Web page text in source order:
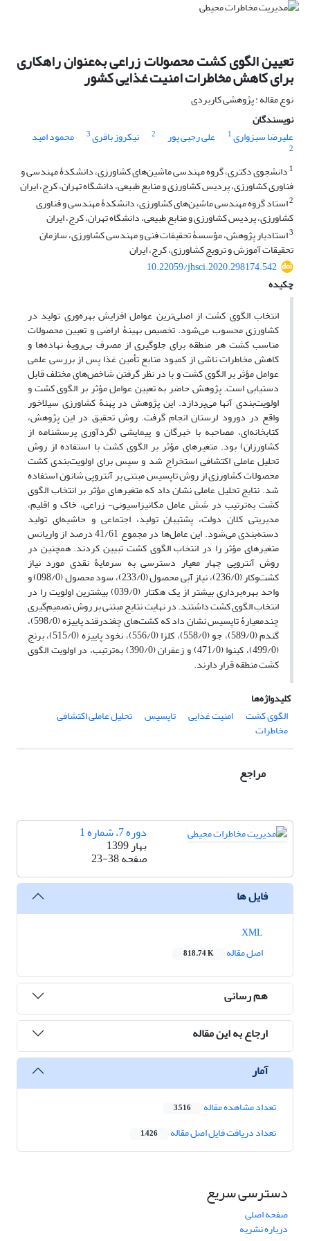
تعیین الگوی کشت محصولات زراعی به‌عنوان راهکاری
برای کاهش مخاطرات امنیت غذایی کشور
نوع مقاله : پژوهشی کاربردی
نویسندگان
علیرضا سبزواری1 علی رجبی پور 2 نیکروز باقری3 محمود امید
2
1 دانشجوی دکتری، گروه مهندسی ماشین‌های کشاورزی، دانشکدۀ مهندسی و
فناوری کشاورزی، پردیس کشاورزی و منابع طبیعی، دانشگاه تهران، کرج، ایران
2استاد گروه مهندسی ماشین‌های کشاورزی، دانشکدۀ مهندسی و فناوری
کشاورزی، پردیس کشاورزی و منابع طبیعی، دانشگاه تهران، کرج، ایران
3استادیار پژوهش، مؤسسۀ تحقیقات فنی و مهندسی کشاورزی، سازمان
تحقیقات آموزش و ترویج کشاورزی، کرج، ایران
10.22059/jhsci.2020.298174.542
چکیده
انتخاب الگوی کشت از اصلی‌ترین عوامل افزایش بهره‌وری تولید در
کشاورزی محسوب می‌شود. تخصیص بهینۀ اراضی و تعیین محصولات
مناسب کشت هر منطقه برای جلوگیری از مصرف بی‌رویۀ نهاده‌ها و
کاهش مخاطرات ناشی از کمبود منابع تأمین غذا پس از بررسی علمی
عوامل مؤثر بر الگوی کشت و با در نظر گرفتن شاخص‌های مختلف قابل
دستیابی است. پژوهش حاضر به تعیین عوامل مؤثر بر الگوی کشت و
اولویت‌بندی آنها می‌پردازد. این پژوهش در پهنۀ کشاورزی سیلاخور
واقع در دورود لرستان انجام گرفت. روش تحقیق در این پژوهش،
کتابخانه‌ای، مصاحبه با خبرگان و پیمایشی (گردآوری پرسشنامه از
کشاورزان) بود. متغیرهای مؤثر بر الگوی کشت با استفاده از روش
تحلیل عاملی اکتشافی استخراج شد و سپس برای اولویت‌بندی کشت
محصولات کشاورزی از روش تاپسیس مبتنی بر آنتروپی شانون استفاده
شد. نتایج تحلیل عاملی نشان داد که متغیرهای مؤثر بر انتخاب الگوی
کشت به‌ترتیب در شش عامل مکانیزاسیونی- زراعی، خاک و اقلیم،
مدیریتی کلان دولت، پشتیبان تولید، اجتماعی و حاشیه‌ای تولید
دسته‌بندی می‌شود. این عامل‌ها در مجموع 41/61 درصد از واریانس
متغیرهای مؤثر را در انتخاب الگوی کشت تبیین کردند. همچنین در
روش آنتروپی چهار معیار دسترسی به سرمایۀ نقدی مورد نیاز
کشت‌وکار (236/0)، نیاز آبی محصول (233/0)، سود محصول (098/0) و
واحد بهره‌برداری بیشتر از یک هکتار (039/0) بیشترین اولویت را در
انتخاب الگوی کشت داشتند. در نهایت نتایج مبتنی بر روش تصمیم‌گیری
چندمعیارۀ تاپسیس نشان داد که کشت‌های چغندرقند پاییزه (598/0)،
گندم (589/0)، جو (558/0)، کلزا (556/0)، نخود پاییزه (515/0)، برنج
(499/0)، کینوا (471/0) و زعفران (390/0) به‌ترتیب، در اولویت الگوی
کشت منطقه قرار دارند.
کلیدواژه‌ها
الگوی کشت
امنیت غذایی تاپسیس تحلیل عاملی اکتشافی
مخاطرات
مراجع
دوره 7، شماره 1
بهار 1399
صفحه23-38
فایل ها
اصل مقاله
818.74 K
هم رسانی
ارجاع به این مقاله
آمار
تعداد مشاهده مقاله 3,516
تعداد دریافت فایل اصل مقاله 1,426
دسترسی سریع
صفحه اصلی
درباره نشریه